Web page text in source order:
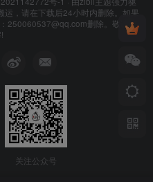
运，请在下载后24小时内删除。如果
250060537@qq.com删除。敬请谅
关注公众号